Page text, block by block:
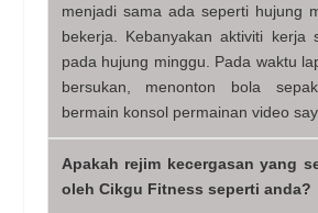
menjadi sama ada seperti hujung
bekerja. Kebanyakan aktiviti kerja
pada hujung minggu. Pada waktu
bersukan, menonton bola
bermain konsol permainan video
Apakah rejim kecergasan yang
oleh Cikgu Fitness seperti anda?